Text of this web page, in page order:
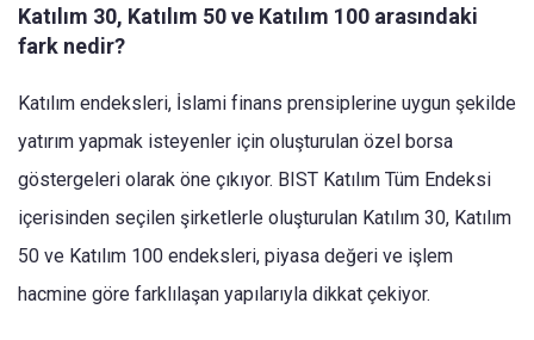
Katılım 30, Katılım 50 ve Katılım 100 arasındaki
fark nedir?
Katılım endeksleri, İslami finans prensiplerine uygun şekilde
yatırım yapmak isteyenler için oluşturulan özel borsa
göstergeleri olarak öne çıkıyor. BIST Katılım Tüm Endeksi
içerisinden seçilen şirketlerle oluşturulan Katılım 30, Katılım
50 ve Katılım 100 endeksleri, piyasa değeri ve işlem
hacmine göre farklılaşan yapılarıyla dikkat çekiyor.